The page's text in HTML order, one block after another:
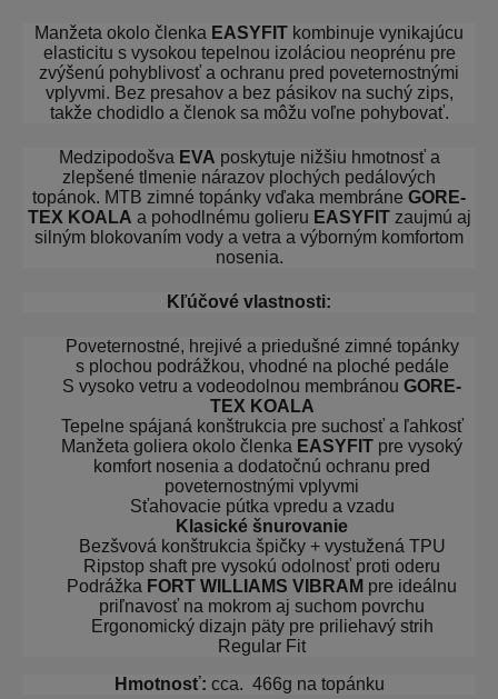
Manžeta okolo členka EASYFIT kombinuje vynikajúcu
elasticitu s vysokou tepelnou izoláciou neoprénu pre
zvýšenú pohyblivosť a ochranu pred poveternostnými
vplyvmi. Bez presahov a bez pásikov na suchý zips,
takže chodidlo a členok sa môžu voľne pohybovať.
Medzipodošva EVA poskytuje nižšiu hmotnosť a
zlepšené tlmenie nárazov plochých pedálových
topánok. MTB zimné topánky vďaka membráne GORE-
TEX KOALA a pohodlnému golieru EASYFIT zaujmú aj
silným blokovaním vody a vetra a výborným komfortom
nosenia.
Kľúčové vlastnosti:
Poveternostné, hrejivé a priedušné zimné topánky
s plochou podrážkou, vhodné na ploché pedále
S vysoko vetru a vodeodolnou membránou GORE-
TEX KOALA
Tepelne spájaná konštrukcia pre suchosť a ľahkosť
Manžeta goliera okolo členka EASYFIT pre vysoký
komfort nosenia a dodatočnú ochranu pred
poveternostnými vplyvmi
Sťahovacie pútka vpredu a vzadu
Klasické šnurovanie
Bezšvová konštrukcia špičky + vystužená TPU
Ripstop shaft pre vysokú odolnosť proti oderu
Podrážka FORT WILLIAMS VIBRAM pre ideálnu
priľnavosť na mokrom aj suchom povrchu
Ergonomický dizajn päty pre priliehavý strih
Regular Fit
Hmotnosť: cca. 466g na topánku